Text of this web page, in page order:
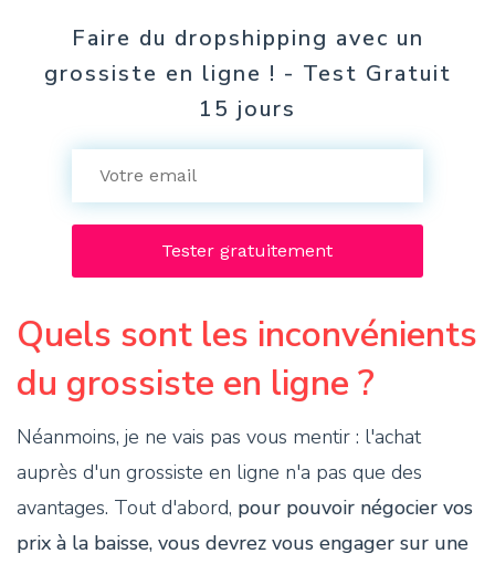
Faire du dropshipping avec un
grossiste en ligne ! - Test Gratuit
15 jours
Quels sont les inconvénients
du grossiste en ligne ?
Néanmoins, je ne vais pas vous mentir : l'achat
auprès d'un grossiste en ligne n'a pas que des
avantages. Tout d'abord, pour pouvoir négocier vos
prix à la baisse, vous devrez vous engager sur une